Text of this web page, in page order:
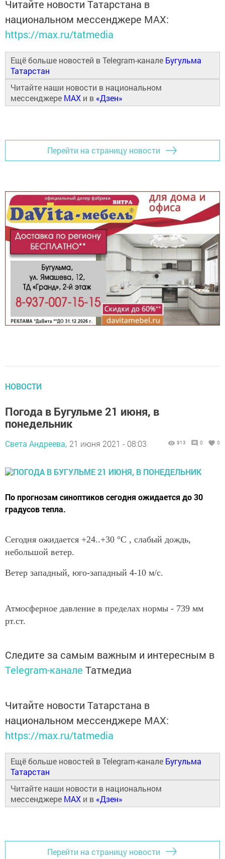
Читайте новости Татарстана в
национальном мессенджере MАХ:
https://max.ru/tatmedia
Ещё больше новостей в Telegram-канале Бугульма
Татарстан
Читайте наши новости в национальном
мессенджере MAX и в «Дзен»
Перейти на страницу новости
НОВОСТИ
Погода в Бугульме 21 июня, в
понедельник
Света Андреева, 21 июня 2021 - 08:03 913 0 0
По прогнозам синоптиков сегодня ожидается до 30
градусов тепла.
Сегодня ожидается +24..+30 °C , cлабый дождь,
небольшой ветер.
Ветер западный, юго-западный 4-10 м/с.
Атмосферное давление в пределах нормы - 739 мм
рт.ст.
Следите за самым важным и интересным в
Telegram-канале Татмедиа
Читайте новости Татарстана в
национальном мессенджере MАХ:
https://max.ru/tatmedia
Ещё больше новостей в Telegram-канале Бугульма
Татарстан
Читайте наши новости в национальном
мессенджере MAX и в «Дзен»
Перейти на страницу новости